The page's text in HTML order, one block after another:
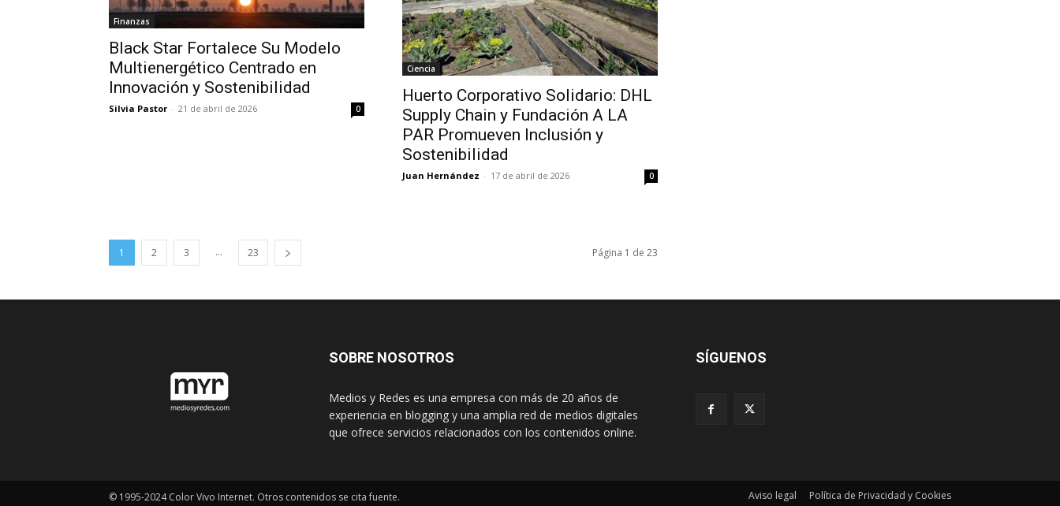
Finanzas
Black Star Fortalece Su Modelo
Multienergético Centrado en
Innovación y Sostenibilidad
Silvia Pastor - 21 de abril de 2026 0
Ciencia
Huerto Corporativo Solidario: DHL
Supply Chain y Fundación A LA
PAR Promueven Inclusión y
Sostenibilidad
Juan Hernández - 17 de abril de 2026 0
1 2 3 ... 23 Página 1 de 23
SOBRE NOSOTROS
Medios y Redes es una empresa con más de 20 años de
experiencia en blogging y una amplia red de medios digitales
que ofrece servicios relacionados con los contenidos online.
SÍGUENOS
© 1995-2024 Color Vivo Internet. Otros contenidos se cita fuente. Aviso legal Política de Privacidad y Cookies